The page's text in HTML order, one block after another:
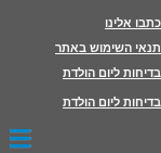
כתבו אלינו
תנאי השימוש באתר
בדיחות ליום הולדת
בדיחות ליום הולדת